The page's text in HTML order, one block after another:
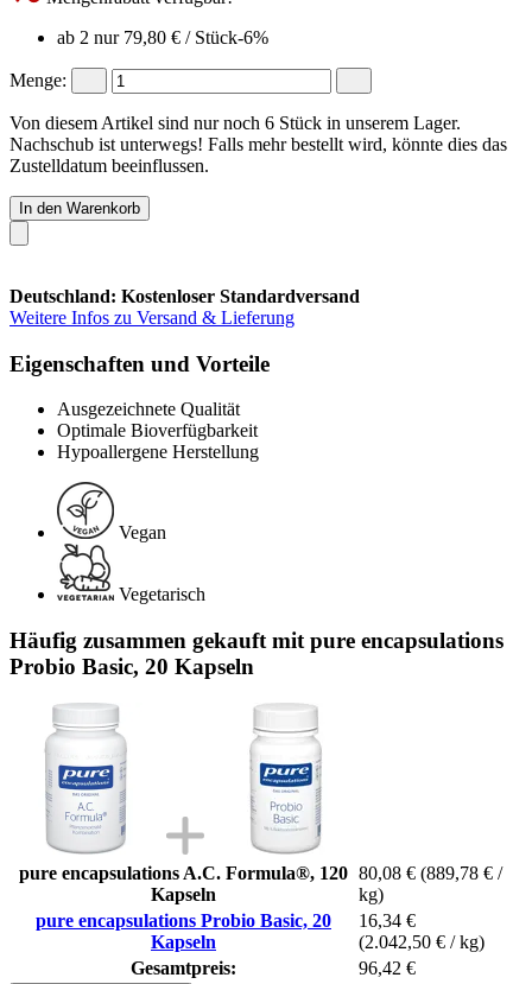
ab 2 nur 79,80 € / Stück-6%
Menge:
Von diesem Artikel sind nur noch 6 Stück in unserem Lager.
Nachschub ist unterwegs! Falls mehr bestellt wird, könnte dies das
Zustelldatum beeinflussen.
In den Warenkorb
Deutschland: Kostenloser Standardversand
Weitere Infos zu Versand & Lieferung
Eigenschaften und Vorteile
Ausgezeichnete Qualität
Optimale Bioverfügbarkeit
Hypoallergene Herstellung
Vegan
Vegetarisch
Häufig zusammen gekauft mit pure encapsulations
Probio Basic, 20 Kapseln
pure encapsulations A.C. Formula®, 120
Kapseln
80,08 € (889,78 € /
kg)
pure encapsulations Probio Basic, 20
Kapseln
16,34 €
(2.042,50 € / kg)
Gesamtpreis:
96,42 €